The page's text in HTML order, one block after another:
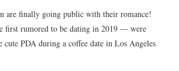
are finally going public with their romance!
first rumored to be dating in 2019 — were
cute PDA during a coffee date in Los Angeles